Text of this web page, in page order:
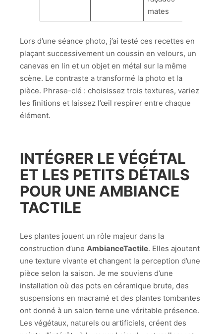
mates
Lors d’une séance photo, j’ai testé ces recettes en
plaçant successivement un coussin en velours, un
canevas en lin et un objet en métal sur la même
scène. Le contraste a transformé la photo et la
pièce. Phrase-clé : choisissez trois textures, variez
les finitions et laissez l’œil respirer entre chaque
élément.
INTÉGRER LE VÉGÉTAL
ET LES PETITS DÉTAILS
POUR UNE AMBIANCE
TACTILE
Les plantes jouent un rôle majeur dans la
construction d’une AmbianceTactile. Elles ajoutent
une texture vivante et changent la perception d’une
pièce selon la saison. Je me souviens d’une
installation où des pots en céramique brute, des
suspensions en macramé et des plantes tombantes
ont donné à un salon terne une véritable présence.
Les végétaux, naturels ou artificiels, créent des